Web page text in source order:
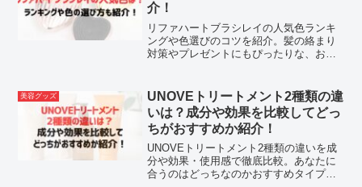
介！
リファハートブラシレイの人気色ランキ
ングや色選びのコツを紹介。髪の絡まり
対策やプレゼントにもぴったりな、おし
美容グッズ
UNOVEトリートメント2種類の違
いは？成分や効果を比較してどっ
ちがおすすめか紹介！
UNOVEトリートメント2種類の違いを成
分や効果・使用感で徹底比較。あなたに
合うのはどっちなのかおすすめタイプが